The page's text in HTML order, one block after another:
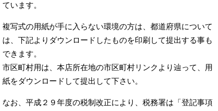
ています。
複写式の用紙が手に入らない環境の方は、都道府県について
は、下記よりダウンロードしたものを印刷して提出する事も
できます。
市区町村用は、本店所在地の市区町村リンクより辿って、用
紙をダウンロードして提出して下さい。
なお、平成２９年度の税制改正により、税務署は「登記事項